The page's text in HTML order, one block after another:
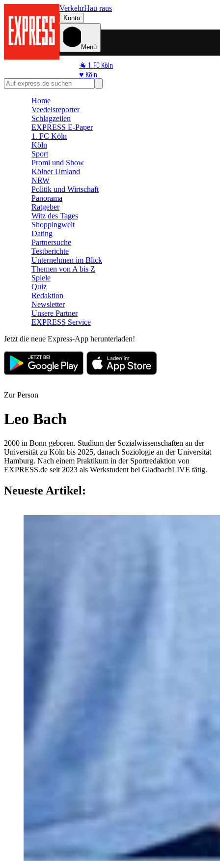
VerkehrHau raus
Konto
Menü
🐐 1. FC Köln
♥️ Köln
🛒 Shoppingwelt
Home
Veedelsreporter
Schlagzeilen
EXPRESS E-Paper
1. FC Köln
Köln
Sport
Promi und Show
Kölner Umland
NRW
Politik und Wirtschaft
Panorama
Ratgeber
Witz des Tages
Shoppingwelt
Dating
Partnersuche
Testberichte
Unternehmen im Blick
Themen von A bis Z
Spiele
Quiz
Redaktion
Newsletter
Unsere Partner
EXPRESS Service
Jetzt die neue Express-App herunterladen!
Zur Person
Leo Bach
2000 in Bonn geboren. Studium der Sozialwissenschaften an der
Universität zu Köln bis 2025, danach Soziologie an der Universität
Hamburg. Nach einem Praktikum in der Sportredaktion von
EXPRESS.de seit 2023 als Werkstudent bei GladbachLIVE tätig.
Neueste Artikel: